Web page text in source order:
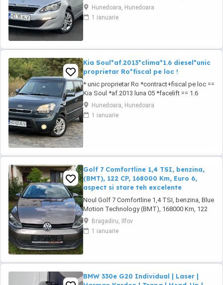
Peugeot 308 - hatchback *af.2017 luna diesel
*unic proprietar pe brif in Germania ==
BONUS! 4 cauciucuri noi de iarna+4 jante de
Hunedoara, Hunedoara
1 ianuarie
Kia Soul*af.2013*clima*1.6 diesel*unic
proprietar Ro*fiscal pe loc !
* unic proprietar Ro *contract+fiscal pe loc ==
Kia Soul *af.2013 luna 05 *facelift == 1.6
diesel CRDI 16 valve *unic proprietar pe brif
== auto de nefumator *85 kw 116 cp *euro 5
== km:224.968 *cauciucuri noi de iarna ==
Hunedoara, Hunedoara
1 ianuarie
Golf 7 Comfortline 1,4 TSI, benzina,
(BMT), 122 CP, 168000 Km, Euro 6,
aspect si stare teh excelente
Noul Golf 7 Comfortline 1,4 TSI, benzina, Blue
Motion Technology (BMT), 168000 Km, 122
CP, EURO 6, Cutie viteze 6 trepte, 4 usi, primul
proprietar, culoare gri metalizat, Aer
conditionat Climatronic 2 zone, Scaune fata
situatiile ...
Bragadiru, Ilfov
1 ianuarie
BMW 330e G20 Individual | Laser |